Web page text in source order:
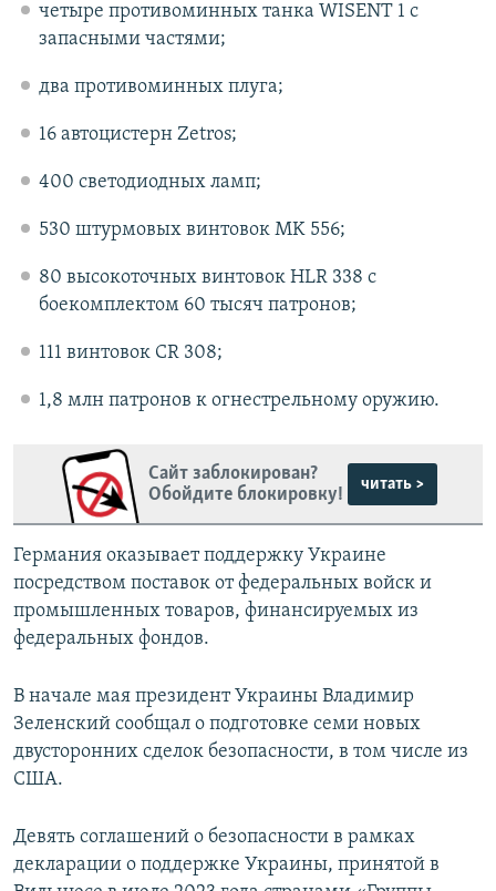
четыре противоминных танка WISENT 1 с
запасными частями;
два противоминных плуга;
16 автоцистерн Zetros;
400 светодиодных ламп;
530 штурмовых винтовок MK 556;
80 высокоточных винтовок HLR 338 с
боекомплектом 60 тысяч патронов;
111 винтовок CR 308;
1,8 млн патронов к огнестрельному оружию.
Сайт заблокирован?
Обойдите блокировку!
читать >
Германия оказывает поддержку Украине
посредством поставок от федеральных войск и
промышленных товаров, финансируемых из
федеральных фондов.
В начале мая президент Украины Владимир
Зеленский сообщал о подготовке семи новых
двусторонних сделок безопасности, в том числе из
США.
Девять соглашений о безопасности в рамках
декларации о поддержке Украины, принятой в